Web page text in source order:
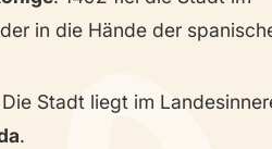
in die Hände der
Stadt liegt im
.